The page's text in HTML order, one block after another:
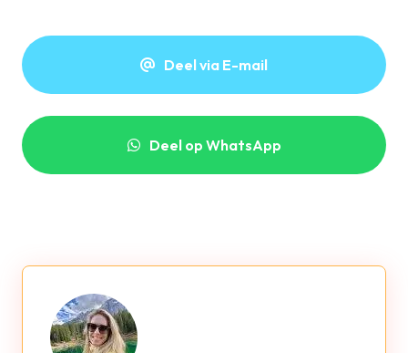
Deel via E-mail
Deel op WhatsApp